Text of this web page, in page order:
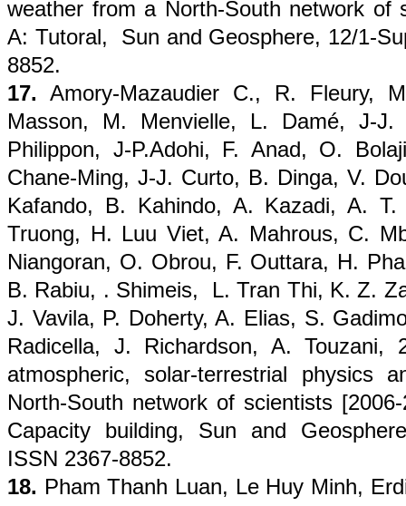
weather from a North-South network of
A: Tutoral, Sun and Geosphere, 12/1-
8852.
17. Amory-Mazaudier C., R. Fleury,
Masson, M. Menvielle, L. Damé, J-
Philippon, J-P.Adohi, F. Anad, O.
Chane-Ming, J-J. Curto, B. Dinga, V.
Kafando, B. Kahindo, A. Kazadi, A.
Truong, H. Luu Viet, A. Mahrous, C.
Niangoran, O. Obrou, F. Outtara, H.
B. Rabiu, . Shimeis, L. Tran Thi, K. Z.
J. Vavila, P. Doherty, A. Elias, S.
Radicella, J. Richardson, A. Touzani,
atmospheric, solar-terrestrial physics
North-South network of scientists
Capacity building, Sun and
ISSN 2367-8852.
18. Pham Thanh Luan, Le Huy Minh,